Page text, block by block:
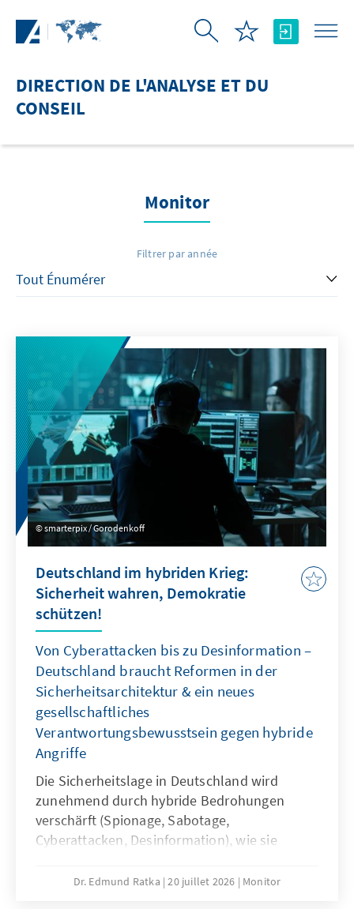
DIRECTION DE L'ANALYSE ET DU
CONSEIL
Monitor
Filtrer par année
smarterpix / Gorodenkoff
Deutschland im hybriden Krieg:
Sicherheit wahren, Demokratie
schützen!
Von Cyberattacken bis zu Desinformation –
Deutschland braucht Reformen in der
Sicherheitsarchitektur & ein neues
gesellschaftliches
Verantwortungsbewusstsein gegen hybride
Angriffe
Die Sicherheitslage in Deutschland wird
zunehmend durch hybride Bedrohungen
verschärft (Spionage, Sabotage,
Cyberattacken, Desinformation), wie sie
Deshalb braucht es eine Reform der
Dr. Edmund Ratka 20 juillet 2026 Monitor